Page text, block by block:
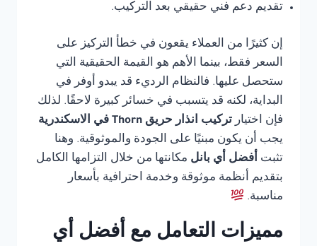
تقديم دعم فني حقيقي بعد التركيب.
إن كثيرًا من العملاء يقعون في خطأ التركيز على
السعر فقط، بينما الأهم هو القيمة الحقيقية التي
ستحصل عليها. فالنظام الرديء قد يبدو أوفر في
البداية، لكنه قد يتسبب في خسائر كبيرة لاحقًا. لذلك
فإن اختيار تركيب انذار حريق Thorn في الاسكندرية
يجب أن يكون مبنيًا على الجودة والموثوقية. وهنا
تثبت أفضل أي بانل مكانتها من خلال التزامها الكامل
بتقديم أنظمة موثوقة وخدمة احترافية بأسعار
مناسبة.
مميزات التعامل مع أفضل أي